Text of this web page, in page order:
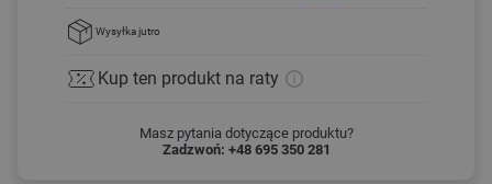
Wysyłkajutro
Kup ten produkt na raty
Masz pytania dotyczące produktu?
Zadzwoń: +48 695 350 281